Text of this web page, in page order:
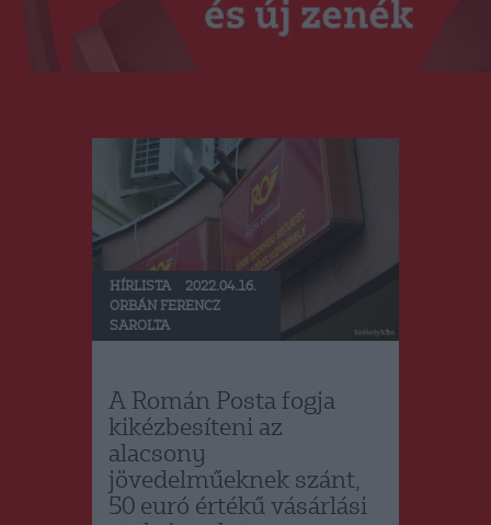
Podcast és videók
Stáb
Kapcsolat
HÍRLISTA
2022.04.16.
ORBÁN FERENCZ
SAROLTA
A Román Posta fogja
kikézbesíteni az
alacsony
jövedelműeknek szánt,
50 euró értékű vásárlási